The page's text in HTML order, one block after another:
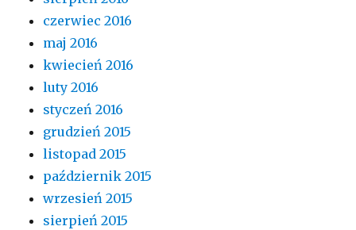
czerwiec 2016
maj 2016
kwiecień 2016
luty 2016
styczeń 2016
grudzień 2015
listopad 2015
październik 2015
wrzesień 2015
sierpień 2015